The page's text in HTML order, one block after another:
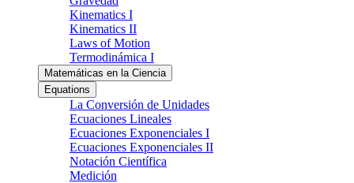
Kinematics I
Kinematics II
Laws of Motion
Termodinámica I
Matemáticas en la Ciencia
Equations
La Conversión de Unidades
Ecuaciones Lineales
Ecuaciones Exponenciales I
Ecuaciones Exponenciales II
Notación Científica
Medición